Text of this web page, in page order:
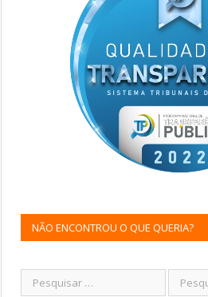
NÃO ENCONTROU O QUE QUERIA?